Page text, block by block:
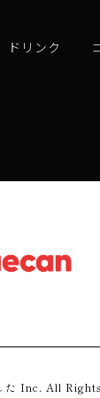
ドリンク
Inc. All